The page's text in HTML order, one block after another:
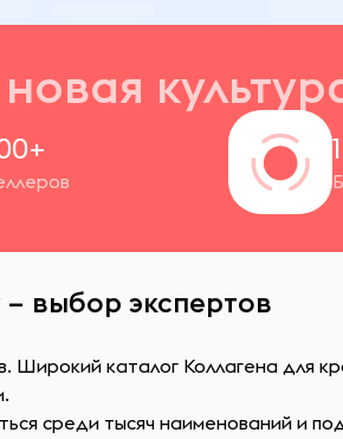
выбор экспертов
каталог Коллагена для
среди тысяч наименований и